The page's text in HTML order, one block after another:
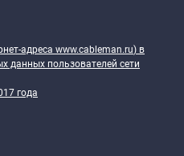
адреса www.cableman.ru) в
данных пользователей сети
года